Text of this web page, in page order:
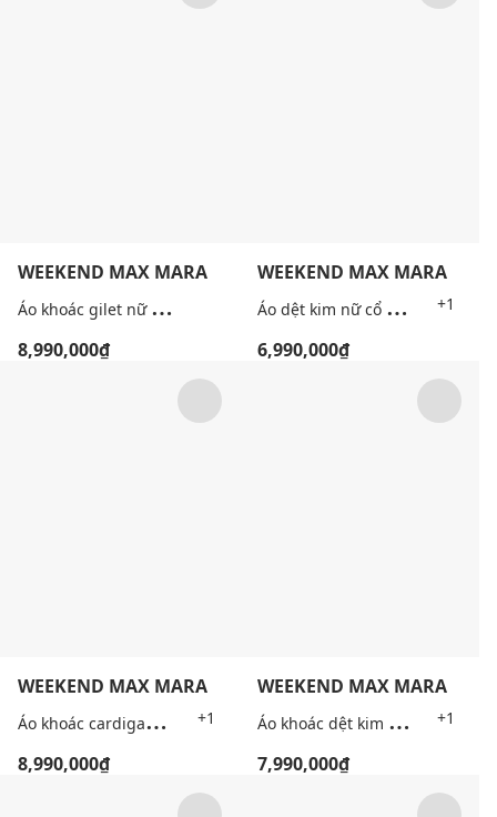
WEEKEND MAX MARA
Á
o khoác gilet nữ dệt kim Wkdalamaro
8,990,000₫
WEEKEND MAX MARA
Á
o dệt kim nữ cổ V tay ngắn Wkdalbero +1
6,990,000₫
WEEKEND MAX MARA
Á
o khoác cardigan nữ tay dài kẻ sọc Wkdteiera +1
8,990,000₫
WEEKEND MAX MARA
Á
o khoác dệt kim nữ cổ tròn tay dài Wkdtennis +1
7,990,000₫